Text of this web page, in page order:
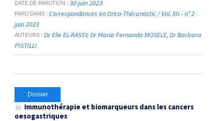
DATE DE PARUTION 30 juin 2023
PARU DANS
Correspondances en Onco-Théranostic / Vol. XII - n° 2 -
juin 2023
AUTEURS Dr Elie EL-RASSY Dr Maria Fernanda MOSELE Dr Barbara
PISTILLI
Dossier
Immunothérapie et biomarqueurs dans les cancers
oesogastriques